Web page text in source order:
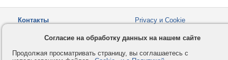
Контакты
Privacy и Cookie
Как оплатить
Форумы
Согласие на обработку данных на нашем сайте
Продолжая просматривать страницу, вы соглашаетесь с